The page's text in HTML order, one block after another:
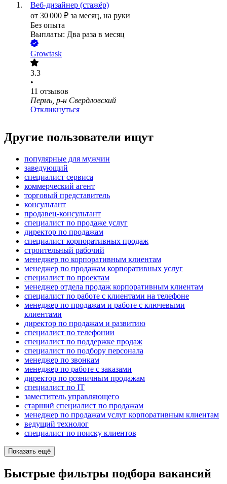
Веб-дизайнер (стажёр)
от 30 000 ₽ за месяц, на руки
Без опыта
Выплаты: Два раза в месяц
Growtask
3.3
•
11 отзывов
Пермь, р-н Свердловский
Откликнуться
Другие пользователи ищут
популярные для мужчин
заведующий
специалист сервиса
коммерческий агент
торговый представитель
консультант
продавец-консультант
специалист по продаже услуг
директор по продажам
специалист корпоративных продаж
строительный рабочий
менеджер по корпоративным клиентам
менеджер по продажам корпоративных услуг
специалист по проектам
менеджер отдела продаж корпоративным клиентам
специалист по работе с клиентами на телефоне
менеджер по продажам и работе с ключевыми
клиентами
директор по продажам и развитию
специалист по телефонии
специалист по поддержке продаж
специалист по подбору персонала
менеджер по звонкам
менеджер по работе с заказами
директор по розничным продажам
специалист по IT
заместитель управляющего
старший специалист по продажам
менеджер по продажам услуг корпоративным клиентам
ведущий технолог
специалист по поиску клиентов
Показать ещё
Быстрые фильтры подбора вакансий